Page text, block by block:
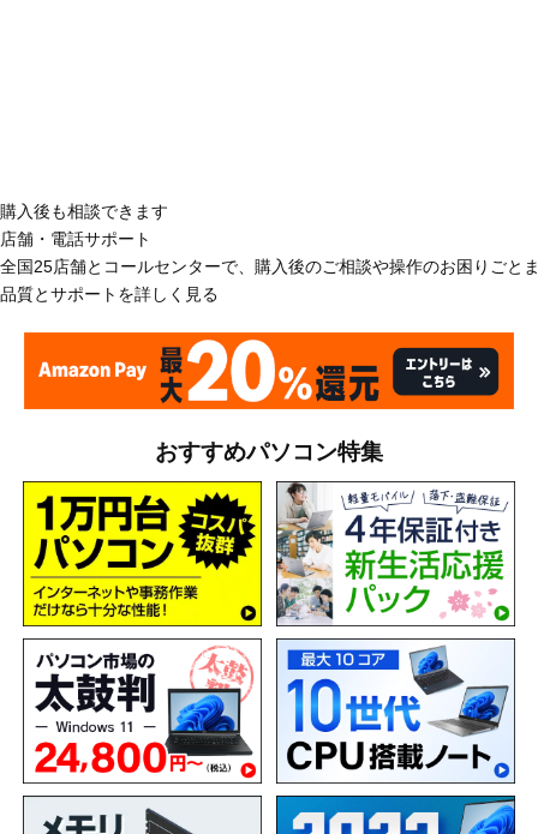
購入後も相談できます
店舗・電話サポート
全国25店舗とコールセンターで、購入後のご相談や操作のお困りごと
品質とサポートを詳しく見る
おすすめパソコン特集